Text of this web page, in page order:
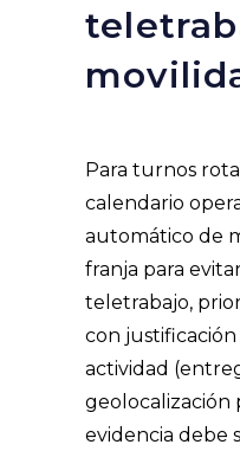
Para turnos
calendario
automático de
franja para
teletrabajo,
con
actividad
geolocalización
evidencia debe